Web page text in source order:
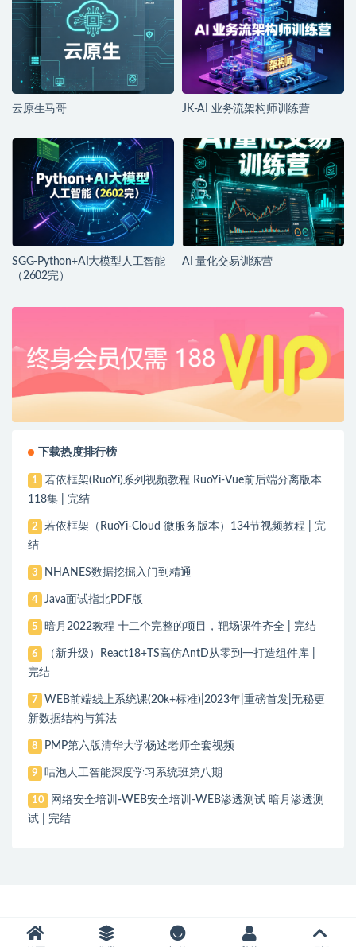
云原生马哥 JK-AI 业务流架构师训练营
SGG-Python+AI大模型人工智能
（2602完）
AI 量化交易训练营
下载热度排行榜
1
若依框架(RuoYi)系列视频教程 RuoYi-Vue前后端分离版本
118集 | 完结
2
若依框架（RuoYi-Cloud 微服务版本）134节视频教程 | 完
结
3 NHANES数据挖掘入门到精通
4 Java面试指北PDF版
5 暗月2022教程 十二个完整的项目，靶场课件齐全 | 完结
6
（新升级）React18+TS高仿AntD从零到一打造组件库 |
完结
7
WEB前端线上系统课(20k+标准)|2023年|重磅首发|无秘更
新数据结构与算法
8 PMP第六版清华大学杨述老师全套视频
9 咕泡人工智能深度学习系统班第八期
10
网络安全培训-WEB安全培训-WEB渗透测试 暗月渗透测
试 | 完结